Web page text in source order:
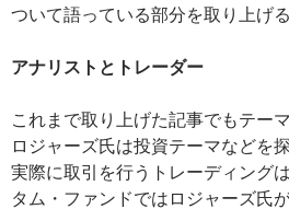
ついて語っている部分を取り上げる
アナリストとトレーダー
これまで取り上げた記事でもテー
ロジャーズ氏は投資テーマなどを
実際に取引を行うトレーディング
タム・ファンドではロジャーズ氏